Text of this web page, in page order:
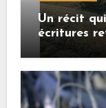
Un récit
écritures
crimes